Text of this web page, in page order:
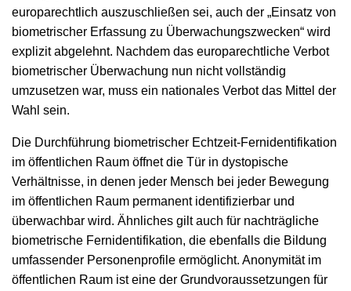
europarechtlich auszuschließen sei, auch der „Einsatz von
biometrischer Erfassung zu Überwachungszwecken“ wird
explizit abgelehnt. Nachdem das europarechtliche Verbot
biometrischer Überwachung nun nicht vollständig
umzusetzen war, muss ein nationales Verbot das Mittel der
Wahl sein.
Die Durchführung biometrischer Echtzeit-Fernidentifikation
im öffentlichen Raum öffnet die Tür in dystopische
Verhältnisse, in denen jeder Mensch bei jeder Bewegung
im öffentlichen Raum permanent identifizierbar und
überwachbar wird. Ähnliches gilt auch für nachträgliche
biometrische Fernidentifikation, die ebenfalls die Bildung
umfassender Personenprofile ermöglicht. Anonymität im
öffentlichen Raum ist eine der Grundvoraussetzungen für